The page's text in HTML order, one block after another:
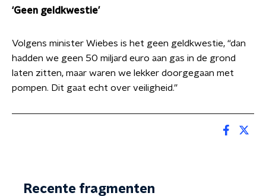
‘Geen geldkwestie’
Volgens minister Wiebes is het geen geldkwestie, “dan
hadden we geen 50 miljard euro aan gas in de grond
laten zitten, maar waren we lekker doorgegaan met
pompen. Dit gaat echt over veiligheid.”
Recente fragmenten